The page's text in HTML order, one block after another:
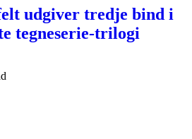
udgiver tredje bind i
tegneserie-trilogi